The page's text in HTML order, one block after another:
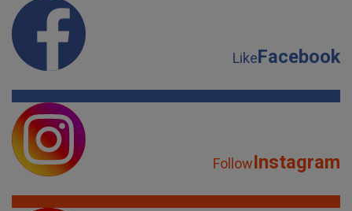
LikeFacebook
FollowInstagram